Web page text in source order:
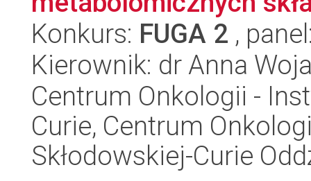
Konkurs: FUGA 2 ,
Kierownik: dr Anna
Centrum Onkologii -
Curie, Centrum
Skłodowskiej-Curie